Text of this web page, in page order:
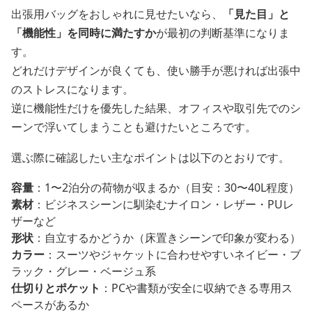
出張用バッグをおしゃれに見せたいなら、
「見た目」と
「機能性」を同時に満たすかが最初の判断基準になりま
す。
どれだけデザインが良くても、使い勝手が悪ければ出張中
のストレスになります。
逆に機能性だけを優先した結果、オフィスや取引先でのシ
ーンで浮いてしまうことも避けたいところです。
選ぶ際に確認したい主なポイントは以下のとおりです。
容量 ：1〜2泊分の荷物が収まるか（目安：30〜40L程度）
素材：ビジネスシーンに馴染むナイロン・レザー・PUレ
ザーなど
形状 ：自立するかどうか（床置きシーンで印象が変わる）
カラー ：スーツやジャケットに合わせやすいネイビー・ブ
ラック・グレー・ベージュ系
仕切りとポケット ：PCや書類が安全に収納できる専用ス
ペースがあるか